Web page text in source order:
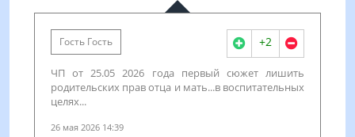
Гость Гость +2
ЧП от 25.05 2026 года первый сюжет лишить
родительских прав отца и мать...в воспитательных
целях...
26 мая 2026 14:39